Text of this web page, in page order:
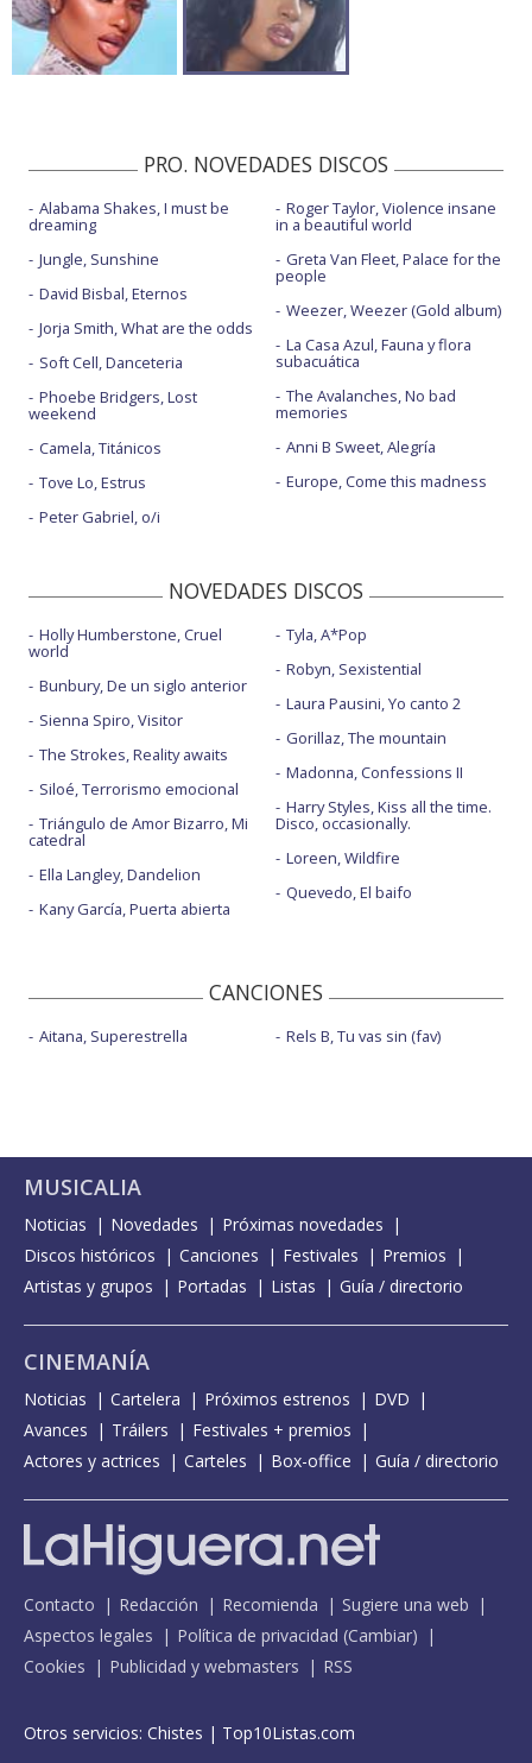
PRO. NOVEDADES DISCOS
Alabama Shakes, I must be
dreaming
Jungle, Sunshine
David Bisbal, Eternos
Jorja Smith, What are the odds
Soft Cell, Danceteria
Phoebe Bridgers, Lost
weekend
Camela, Titánicos
Tove Lo, Estrus
Peter Gabriel, o/i
Roger Taylor, Violence insane
in a beautiful world
Greta Van Fleet, Palace for the
people
Weezer, Weezer (Gold album)
La Casa Azul, Fauna y flora
subacuática
The Avalanches, No bad
memories
Anni B Sweet, Alegría
Europe, Come this madness
NOVEDADES DISCOS
Holly Humberstone, Cruel
world
Bunbury, De un siglo anterior
Sienna Spiro, Visitor
The Strokes, Reality awaits
Siloé, Terrorismo emocional
Triángulo de Amor Bizarro, Mi
catedral
Ella Langley, Dandelion
Kany García, Puerta abierta
Tyla, A*Pop
Robyn, Sexistential
Laura Pausini, Yo canto 2
Gorillaz, The mountain
Madonna, Confessions II
Harry Styles, Kiss all the time.
Disco, occasionally.
Loreen, Wildfire
Quevedo, El baifo
CANCIONES
Aitana, Superestrella Rels B, Tu vas sin (fav)
MUSICALIA
Noticias Novedades
Próximas novedades
Discos históricos
Canciones Festivales
Premios
Artistas y grupos
Portadas Listas Guía / directorio
CINEMANÍA
Noticias Cartelera Próximos estrenos
DVD
Avances
Tráilers
Festivales + premios
Actores y actrices
Carteles Box-office Guía / directorio
Contacto Redacción Recomienda
Sugiere una web
Aspectos legales
Política de privacidad (Cambiar)
Cookies
Publicidad y webmasters RSS
Otros servicios: Chistes | Top10Listas.com